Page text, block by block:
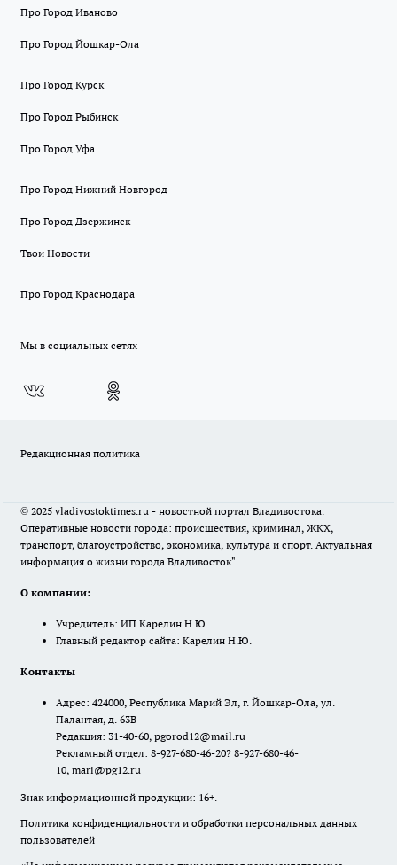
Про Город Иваново
Про Город Йошкар-Ола
Про Город Курск
Про Город Рыбинск
Про Город Уфа
Про Город Нижний Новгород
Про Город Дзержинск
Твои Новости
Про Город Краснодара
Мы в социальных сетях
Редакционная политика
© 2025 vladivostoktimes.ru - новостной портал Владивостока.
Оперативные новости города: происшествия, криминал, ЖКХ,
транспорт, благоустройство, экономика, культура и спорт. Актуальная
информация о жизни города Владивосток"
О компании:
Учредитель: ИП Карелин Н.Ю
Главный редактор сайта: Карелин Н.Ю.
Контакты
Адрес: 424000, Республика Марий Эл, г. Йошкар-Ола, ул.
Палантая, д. 63В
Редакция: 31-40-60, pgorod12@mail.ru
Рекламный отдел: 8-927-680-46-20? 8-927-680-46-
10, mari@pg12.ru
Знак информационной продукции: 16+.
Политика конфиденциальности и обработки персональных данных
пользователей